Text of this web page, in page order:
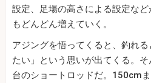
設定、足場の高さによる設定な
もどんどん増えていく。
アジングを悟ってくると、釣れ
たい」という思いが出てくる。
台のショートロッドだ。150cm